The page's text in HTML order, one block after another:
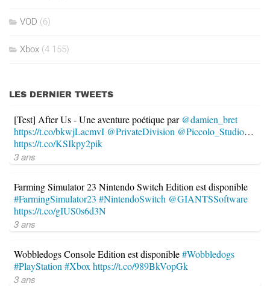
VOD (6)
Xbox (4 155)
LES DERNIER TWEETS
[Test] After Us - Une aventure poétique par @damien_bret
https://t.co/bkwjLacmvI @PrivateDivision @Piccolo_Studio…
https://t.co/KSIkpy2pik
3 ans
Farming Simulator 23 Nintendo Switch Edition est disponible
#FarmingSimulator23 #NintendoSwitch @GIANTSSoftware
https://t.co/gIUS0s6d3N
3 ans
Wobbledogs Console Edition est disponible#Wobbledogs
#PlayStation #Xbox https://t.co/989BkVopGk
3 ans